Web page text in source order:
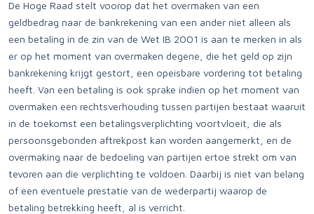
De Hoge Raad stelt voorop dat het overmaken van een
geldbedrag naar de bankrekening van een ander niet alleen als
een betaling in de zin van de Wet IB 2001 is aan te merken in als
er op het moment van overmaken degene, die het geld op zijn
bankrekening krijgt gestort, een opeisbare vordering tot betaling
heeft. Van een betaling is ook sprake indien op het moment van
overmaken een rechtsverhouding tussen partijen bestaat waaruit
in de toekomst een betalingsverplichting voortvloeit, die als
persoonsgebonden aftrekpost kan worden aangemerkt, en de
overmaking naar de bedoeling van partijen ertoe strekt om van
tevoren aan die verplichting te voldoen. Daarbij is niet van belang
of een eventuele prestatie van de wederpartij waarop de
betaling betrekking heeft, al is verricht.